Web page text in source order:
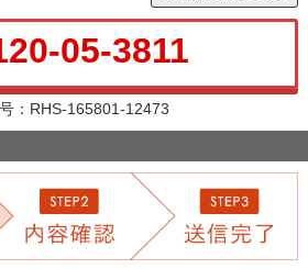
05-3811
：RHS-165801-12473